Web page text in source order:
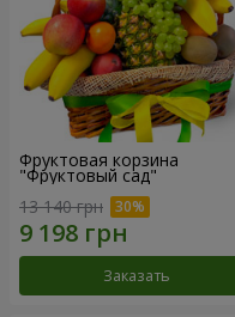
Фруктовая корзина
"Фруктовый сад"
13 140 грн
Заказать